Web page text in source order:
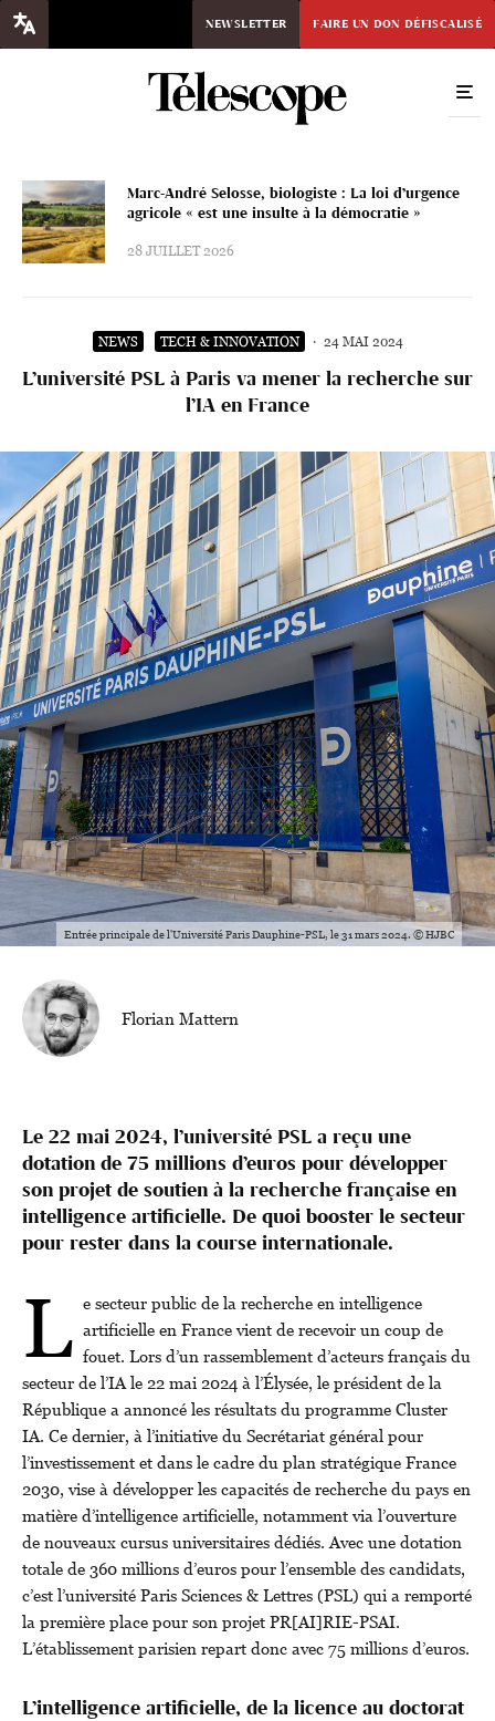
NEWSLETTER FAIRE UN DON DÉFISCALISÉ
Marc-André Selosse, biologiste : La loi d’urgence
agricole « est une insulte à la démocratie »
28 JUILLET 2026
NEWS TECH & INNOVATION · 24 MAI 2024
L’université PSL à Paris va mener la recherche sur
l’IA en France
Entrée principale de l'Université Paris Dauphine-PSL, le 31 mars 2024. © HJBC
Florian Mattern
Le 22 mai 2024, l’université PSL a reçu une
dotation de 75 millions d’euros pour développer
son projet de soutien à la recherche française en
intelligence artificielle. De quoi booster le secteur
pour rester dans la course internationale.
L e secteur public de la recherche en intelligence
artificielle en France vient de recevoir un coup de
fouet. Lors d’un rassemblement d’acteurs français du
secteur de l’IA le 22 mai 2024 à l’Élysée, le président de la
République a annoncé les résultats du programme Cluster
IA. Ce dernier, à l’initiative du Secrétariat général pour
l’investissement et dans le cadre du plan stratégique France
2030, vise à développer les capacités de recherche du pays en
matière d’intelligence artificielle, notamment via l’ouverture
de nouveaux cursus universitaires dédiés. Avec une dotation
totale de 360 millions d’euros pour l’ensemble des candidats,
c’est l’université Paris Sciences & Lettres (PSL) qui a remporté
la première place pour son projet PR[AI]RIE-PSAI.
L’établissement parisien repart donc avec 75 millions d’euros.
L’intelligence artificielle, de la licence au doctorat